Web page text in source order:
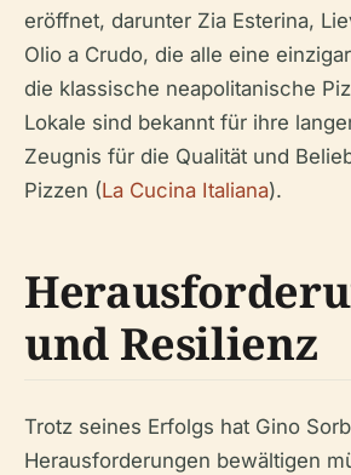
eröffnet, darunter Zia Esterina,
Olio a Crudo, die alle eine
die klassische neapolitanische
Lokale sind bekannt für ihre
Zeugnis für die Qualität und
Pizzen (La Cucina Italiana).
und Resilienz
Trotz seines Erfolgs hat Gino
Herausforderungen bewältigen